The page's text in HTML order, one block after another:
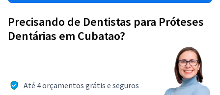
Precisando de Dentistas para Próteses
Dentárias em Cubatao?
Até 4 orçamentos grátis e seguros